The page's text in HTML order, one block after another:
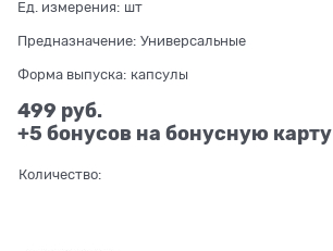
Ед. измерения: шт
Предназначение: Универсальные
Форма выпуска: капсулы
499 руб.
+5 бонусов на бонусную карту
Количество: